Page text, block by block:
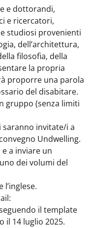
e dottorandi,
e ricercatori,
studiosi provenienti
dell’architettura,
filosofia, della
la propria
proporre una parola
del disabitare.
gruppo (senza limiti
saranno invitate/i a
Undwelling.
a inviare un
dei volumi del
l’inglese.
il template
il 14 luglio 2025.